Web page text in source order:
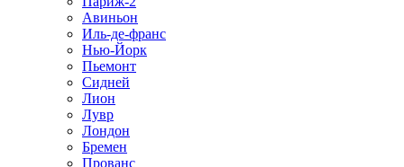
Авиньон
Иль-де-франс
Нью-Йорк
Пьемонт
Сидней
Лион
Лувр
Лондон
Бремен
Прованс